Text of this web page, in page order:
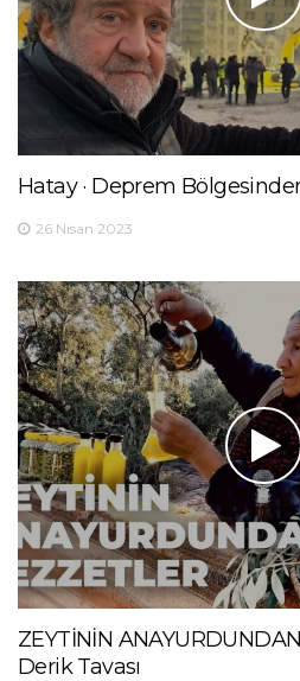
Hatay · Deprem
26 Nisan 2023
ZEYTİNİN
Derik Tavası